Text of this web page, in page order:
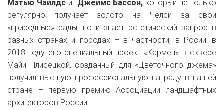
Мэтью Чайлдси Джеймс Бассон, который не только
регулярно получает золото на Челси за свои
«природные» сады, но и знает эстетический запрос в
разных странах и городах – в частности, в Росии: в
2018 году его специальный проект «Кармен» в сквере
Майи Плисецкой, созданный для «Цветочного джема»
получил высшую профессиональную награду в нашей
стране – первую премию Ассоциации ландшафтных
архитекторов России.